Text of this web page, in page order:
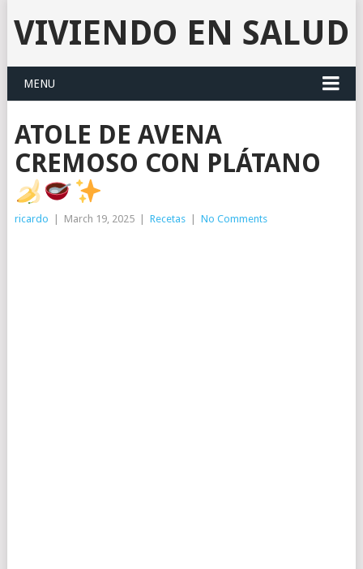
VIVIENDO EN SALUD
MENU
ATOLE DE AVENA
CREMOSO CON PLÁTANO
ricardo March 19, 2025 Recetas No Comments